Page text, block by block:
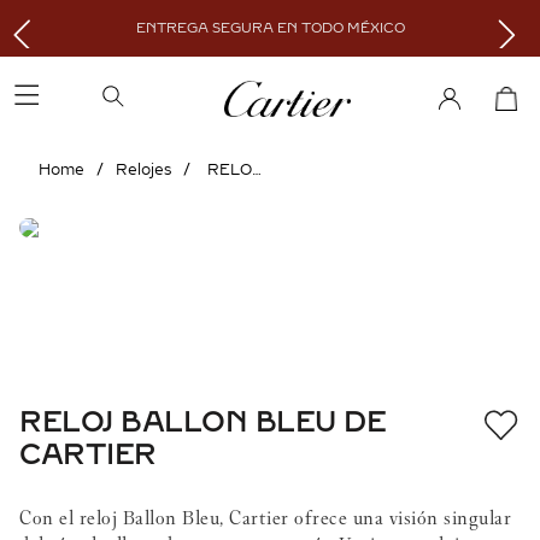
ENTREGA SEGURA EN TODO MÉXICO
Relojes RELOJ BALLON BLEU DE CARTIER
RELOJ BALLON BLEU DE
CARTIER
Con el reloj Ballon Bleu, Cartier ofrece una visión singular